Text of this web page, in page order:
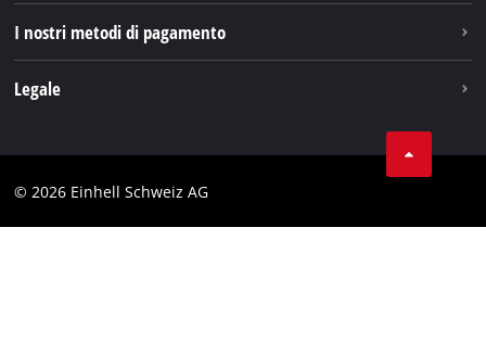
I nostri metodi di pagamento
Legale
Testata
© 2026 Einhell Schweiz AG